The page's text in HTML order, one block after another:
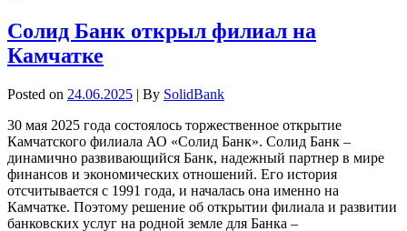
Солид Банк открыл филиал на
Камчатке
Posted on 24.06.2025 | By SolidBank
30 мая 2025 года состоялось торжественное открытие
Камчатского филиала АО «Солид Банк». Солид Банк –
динамично развивающийся Банк, надежный партнер в мире
финансов и экономических отношений. Его история
отсчитывается с 1991 года, и началась она именно на
Камчатке. Поэтому решение об открытии филиала и развитии
банковских услуг на родной земле для Банка –